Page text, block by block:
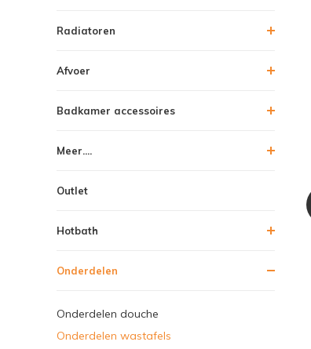
Radiatoren
Afvoer
Badkamer accessoires
Meer....
Outlet
Hotbath
Onderdelen
Onderdelen douche
Onderdelen wastafels